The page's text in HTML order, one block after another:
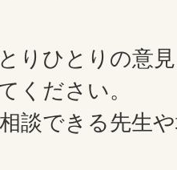
りひとりの意
ください。
談できる先生